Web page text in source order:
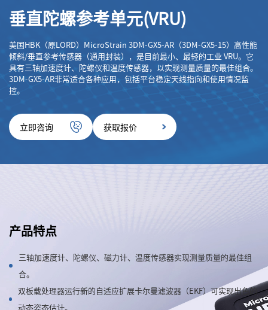
垂直陀螺参考单元(VRU)
美国HBK（原LORD）MicroStrain 3DM-GX5-AR（3DM-GX5-15）高性能
倾斜/垂直参考传感器（通用封装），是目前最小、最轻的工业 VRU。它
具有三轴加速度计、陀螺仪和温度传感器，以实现测量质量的最佳组合。
3DM-GX5-AR非常适合各种应用，包括平台稳定天线指向和使用情况监
控。
立即咨询 获取报价
产品特点
三轴加速度计、陀螺仪、磁力计、温度传感器实现测量质量的最佳组
合。
双板载处理器运行新的自适应扩展卡尔曼滤波器（EKF）可实现出色的
动态姿态估计。